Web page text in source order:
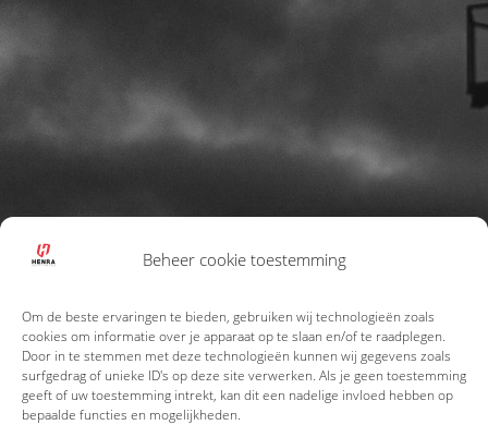
Beheer cookie toestemming
Om de beste ervaringen te bieden, gebruiken wij technologieën zoals
cookies om informatie over je apparaat op te slaan en/of te raadplegen.
Door in te stemmen met deze technologieën kunnen wij gegevens zoals
surfgedrag of unieke ID's op deze site verwerken. Als je geen toestemming
geeft of uw toestemming intrekt, kan dit een nadelige invloed hebben op
bepaalde functies en mogelijkheden.